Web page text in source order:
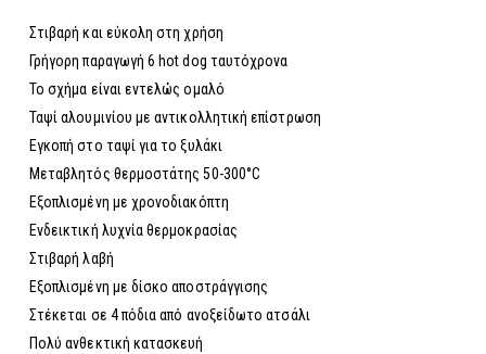
Στιβαρή και εύκολη στη χρήση
Γρήγορη παραγωγή 6 hot dog ταυτόχρονα
Το σχήμα είναι εντελώς ομαλό
Ταψί αλουμινίου με αντικολλητική επίστρωση
Εγκοπή στο ταψί για το ξυλάκι
Μεταβλητός θερμοστάτης 50-300°C
Εξοπλισμένη με χρονοδιακόπτη
Ενδεικτική λυχνία θερμοκρασίας
Στιβαρή λαβή
Εξοπλισμένη με δίσκο αποστράγγισης
Στέκεται σε 4 πόδια από ανοξείδωτο ατσάλι
Πολύ ανθεκτική κατασκευή